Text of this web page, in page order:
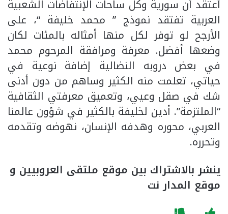
أعتقد أن سورية وكل ساحات الإنتفاضات الشعبية
العربية تفتقد نموذج ” محمد خليفة “، على
الأرجح لو توفر لكل منها أمثاله بالمئات لكان
وضعها أفضل. معرفة ومرافقة المرحوم محمد
في بعض دروبه النضالية إضافة نوعية في
حياتي، تعلمت منه الكثير وساهم من دون أدنى
شك في صقل وعيي، وتعميق معرفتي الثقافية
“الملتزمة”. أدين لخليفة بالكثير في شؤون عالمنا
العربي، محوره وهدفه الإنسان، نهوضه وتقدمه
وتحرره.
ينشر بالاشتراك بين موقع ملتقى العروبيين و
موقع المدار نت